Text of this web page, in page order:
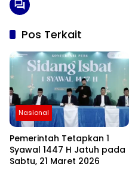
Pos Terkait
Nasional
Pemerintah Tetapkan 1
Syawal 1447 H Jatuh pada
Sabtu, 21 Maret 2026